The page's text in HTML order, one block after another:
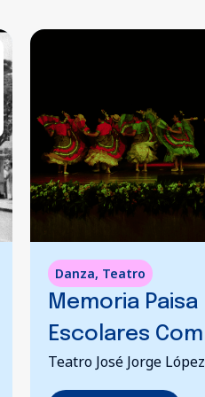
Música
Muestra
Ensamble De
Comfamiliar Risaralda